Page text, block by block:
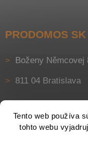
Tento web používa
tohto webu
PRODOMOS
Boženy Němcovej
811 04 Bratislava